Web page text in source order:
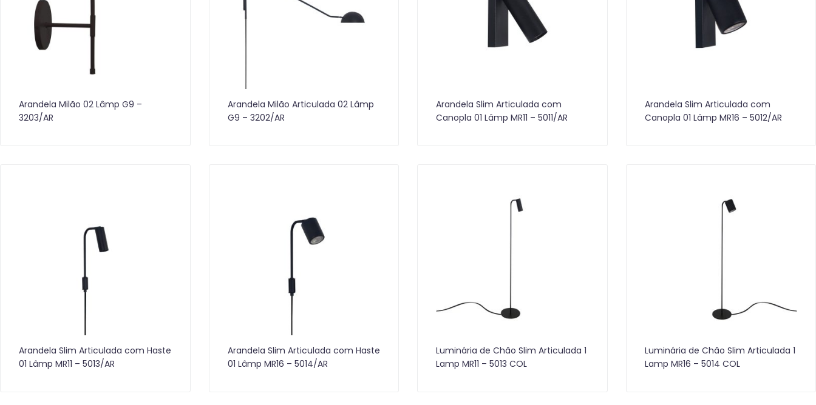
Arandela Milão 02 Lâmp G9 –
3203/AR
Arandela Milão Articulada 02 Lâmp
G9 – 3202/AR
Arandela Slim Articulada com
Canopla 01 Lâmp MR11 – 5011/AR
Arandela Slim Articulada com
Canopla 01 Lâmp MR16 – 5012/AR
Arandela Slim Articulada com Haste
01 Lâmp MR11 – 5013/AR
Arandela Slim Articulada com Haste
01 Lâmp MR16 – 5014/AR
Luminária de Chão Slim Articulada 1
Lamp MR11 – 5013 COL
Luminária de Chão Slim Articulada 1
Lamp MR16 – 5014 COL